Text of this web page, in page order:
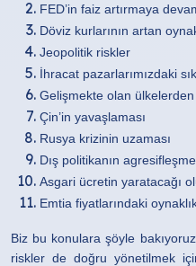
FED’in faiz artırmaya
Döviz kurlarının artan
Jeopolitik riskler
İhracat pazarlarımızdaki
Gelişmekte olan ülkelerden
Çin’in yavaşlaması
Rusya krizinin uzaması
Dış politikanın
Asgari ücretin yaratacağı
Emtia fiyatlarındaki
Biz bu konulara şöyle
riskler de doğru yönetilmek